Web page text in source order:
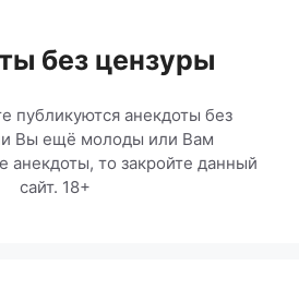
без цензуры
публикуются анекдоты без
Вы ещё молоды или Вам
анекдоты, то закройте данный
сайт. 18+